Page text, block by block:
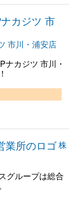
市川・浦安店
ナカジツ 市川・
株
グループは総合